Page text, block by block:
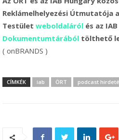
Reklámelhelyezési Útmutatója
Testület weboldaláról és az
Dokumentumtárából tölthető
( onBRANDS )
CÍMKÉK iab ÖRT podcast